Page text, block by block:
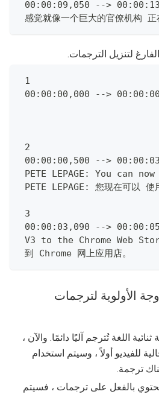
00:00:09,050 -->
感觉就像一个巨大的官僚机构 正
لتنزيل الترجمات.
1
00:00:00,000 -->
2
00:00:00,500 -->
PETE LEPAGE: You can
PETE LEPAGE: 您现在可以
3
00:00:03,090 -->
V3 to the Chrome Web
到 Chrome 网上应用店。
الأولوية لترجمات
اللغة تُترجم آليًا دائمًا. والآن ،
للفيديو أولاً ، وسيتم استخدام
ترجمة.
يحتوي بالفعل على ترجمات ، فسيتم